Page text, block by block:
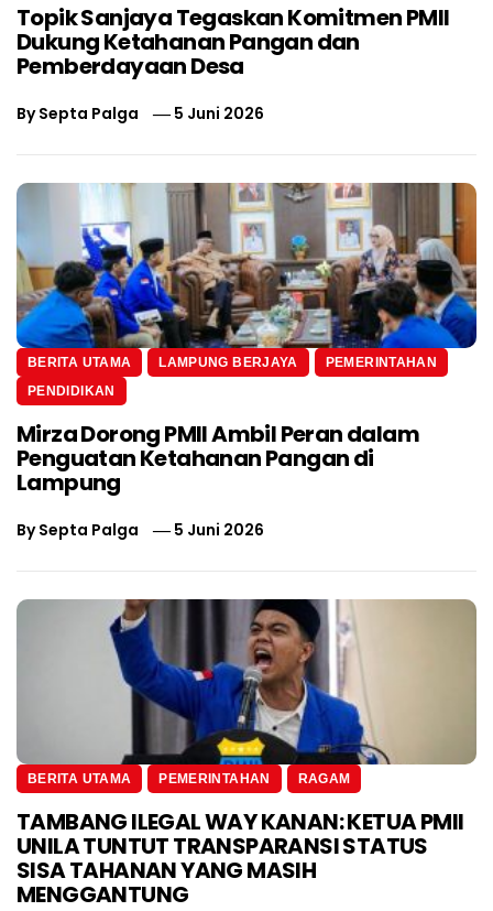
Topik Sanjaya Tegaskan Komitmen PMII
Dukung Ketahanan Pangan dan
Pemberdayaan Desa
BySepta Palga 5 Juni 2026
BERITA UTAMA LAMPUNG BERJAYA
PEMERINTAHAN
PENDIDIKAN
Mirza Dorong PMII Ambil Peran dalam
Penguatan Ketahanan Pangan di
Lampung
BySepta Palga 5 Juni 2026
BERITA UTAMA PEMERINTAHAN RAGAM
TAMBANG ILEGAL WAY KANAN: KETUA PMII
UNILA TUNTUT TRANSPARANSI STATUS
SISA TAHANAN YANG MASIH
MENGGANTUNG